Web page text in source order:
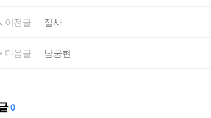
이전글 집사
다음글 남궁현
0